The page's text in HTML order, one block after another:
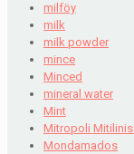
milföy
milk
milk powder
mince
Minced
mineral water
Mint
Mitropoli
Mondamados